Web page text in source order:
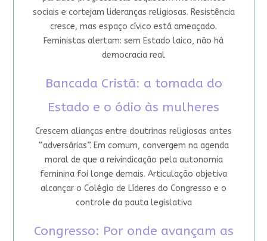
sociais e cortejam lideranças religiosas. Resistência
cresce, mas espaço cívico está ameaçado.
Feministas alertam: sem Estado laico, não há
democracia real
Bancada Cristã: a tomada do
Estado e o ódio às mulheres
Crescem alianças entre doutrinas religiosas antes
“adversárias”. Em comum, convergem na agenda
moral de que a reivindicação pela autonomia
feminina foi longe demais. Articulação objetiva
alcançar o Colégio de Líderes do Congresso e o
controle da pauta legislativa
Congresso: Por onde avançam as